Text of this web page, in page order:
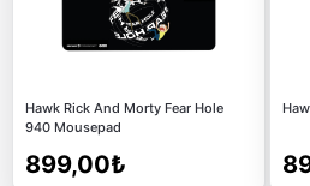
Hawk Rick And Morty Fear Hole
940 Mousepad
899,00₺